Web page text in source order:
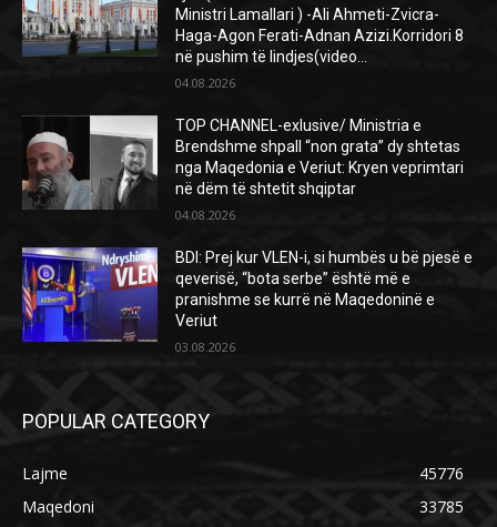
Ministri Lamallari ) -Ali Ahmeti-Zvicra-
Haga-Agon Ferati-Adnan Azizi.Korridori 8
në pushim të lindjes(video...
04.08.2026
TOP CHANNEL-exlusive/ Ministria e
Brendshme shpall “non grata” dy shtetas
nga Maqedonia e Veriut: Kryen veprimtari
në dëm të shtetit shqiptar
04.08.2026
BDI: Prej kur VLEN-i, si humbës u bë pjesë e
qeverisë, “bota serbe” është më e
pranishme se kurrë në Maqedoninë e
Veriut
03.08.2026
POPULAR CATEGORY
Lajme
45776
Maqedoni
33785